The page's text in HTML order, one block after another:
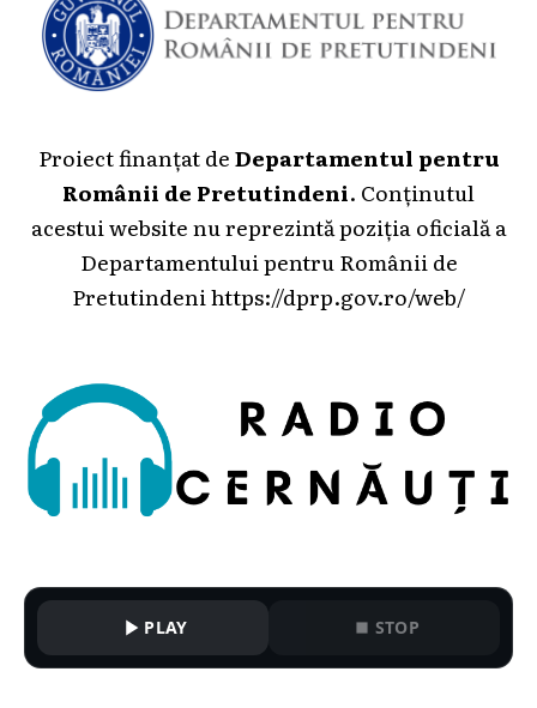
Proiect finanțat deDepartamentul pentru
Românii de Pretutindeni. Conținutul
acestui website nu reprezintă poziția oficială a
Departamentului pentru Românii de
Pretutindeni https://dprp.gov.ro/web/
PLAY STOP